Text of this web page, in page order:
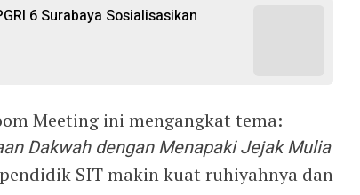
6 Surabaya Sosialisasikan
Meeting ini mengangkat tema:
Dakwah dengan Menapaki Jejak Mulia
SIT makin kuat ruhiyahnya dan